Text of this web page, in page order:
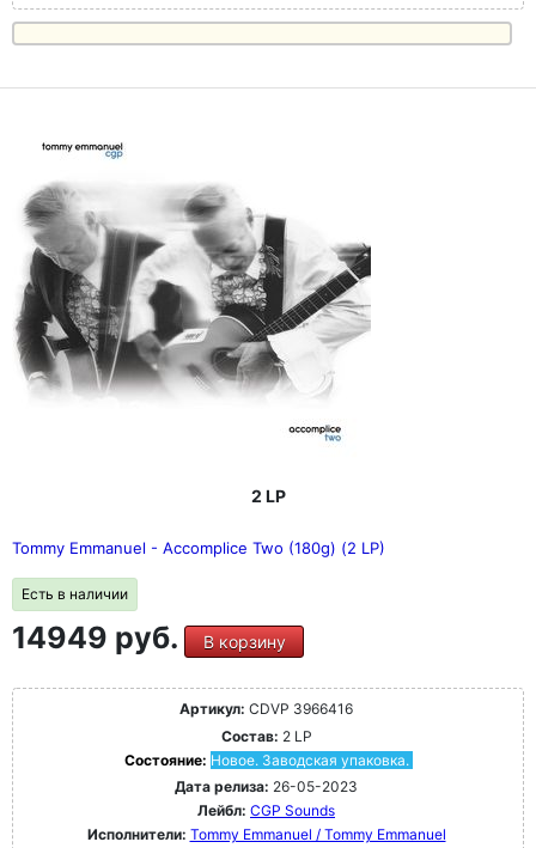
2 LP
Tommy Emmanuel - Accomplice Two (180g) (2 LP)
Есть в наличии
14949 руб. В корзину
Артикул: CDVP 3966416
Состав: 2 LP
Состояние: Новое. Заводская упаковка.
Дата релиза: 26-05-2023
Лейбл: CGP Sounds
Исполнители: Tommy Emmanuel / Tommy Emmanuel